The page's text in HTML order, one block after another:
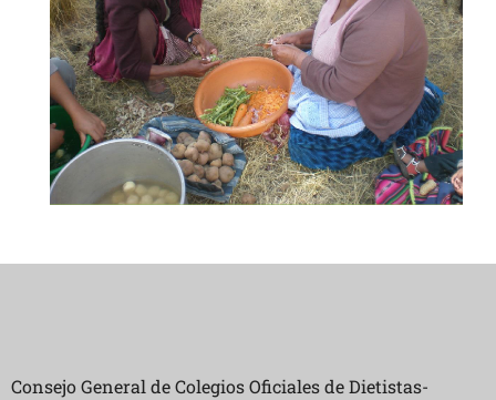
Consejo General de Colegios Oficiales de Dietistas-